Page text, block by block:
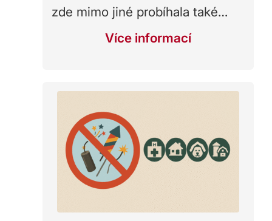
zde mimo jiné probíhala také…
Více informací